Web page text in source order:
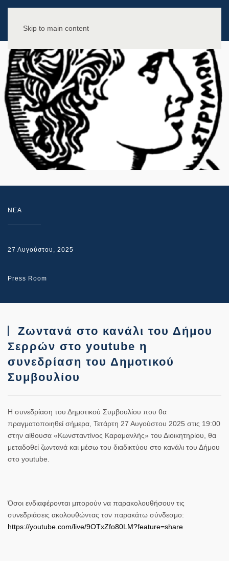
Skip to main content
NEA
27 Αυγούστου, 2025
Press Room
Ζωντανά στο κανάλι του Δήμου
Σερρών στο youtube η
συνεδρίαση του Δημοτικού
Συμβουλίου
Η συνεδρίαση του Δημοτικού Συμβουλίου που θα
πραγματοποιηθεί σήμερα, Τετάρτη 27 Αυγούστου 2025 στις 19:00
στην αίθουσα «Κωνσταντίνος Καραμανλής» του Διοικητηρίου, θα
μεταδοθεί ζωντανά και μέσω του διαδικτύου στο κανάλι του Δήμου
στο youtube.
Όσοι ενδιαφέρονται μπορούν να παρακολουθήσουν τις
συνεδριάσεις ακολουθώντας τον παρακάτω σύνδεσμο:
https://youtube.com/live/9OTxZfo80LM?feature=share